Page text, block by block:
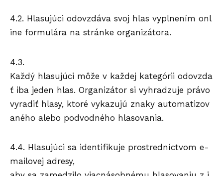
4.2. Hlasujúci odovzdáva svoj hlas vyplnením onl
ine formulára na stránke organizátora.
4.3.
Každý hlasujúci môže v každej kategórii odovzda
ť iba jeden hlas. Organizátor si vyhradzuje právo
vyradiť hlasy, ktoré vykazujú znaky automatizov
aného alebo podvodného hlasovania.
4.4. Hlasujúci sa identifikuje prostredníctvom e-
mailovej adresy,